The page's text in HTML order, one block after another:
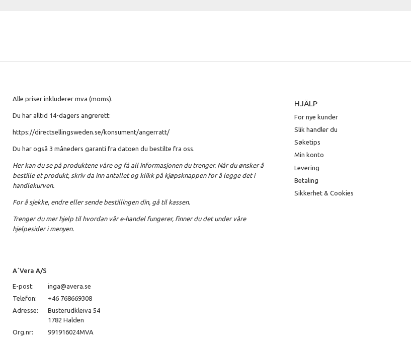
Alle priser inkluderer mva (moms).
Du har alltid 14-dagers angrerett:
https://directsellingsweden.se/konsument/angerratt/
Du har også 3 måneders garanti fra datoen du bestilte fra oss.
Her kan du se på produktene våre og få all informasjonen du trenger. Når du ønsker å
bestille et produkt, skriv da inn antallet og klikk på kjøpsknappen for å legge det i
handlekurven.
For å sjekke, endre eller sende bestillingen din, gå til kassen.
Trenger du mer hjelp til hvordan vår e-handel fungerer, finner du det under våre
hjelpesider i menyen.
A´Vera A/S
E-post:
inga@avera.se
Telefon:
+46 768669308
Adresse:
Busterudkleiva 54
1782 Halden
Org.nr:
991916024MVA
HJÄLP
For nye kunder
Slik handler du
Søketips
Min konto
Levering
Betaling
Sikkerhet & Cookies